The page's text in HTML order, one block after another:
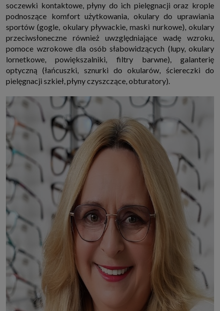
soczewki kontaktowe, płyny do ich pielęgnacji oraz krople
podnoszące komfort użytkowania, okulary do uprawiania
sportów (gogle, okulary pływackie, maski nurkowe), okulary
przeciwsłoneczne również uwzględniające wadę wzroku,
pomoce wzrokowe dla osób słabowidzących (lupy, okulary
lornetkowe, powiększalniki, filtry barwne), galanterię
optyczną (łańcuszki, sznurki do okularów, ściereczki do
pielęgnacji szkieł, płyny czyszczące, obturatory).